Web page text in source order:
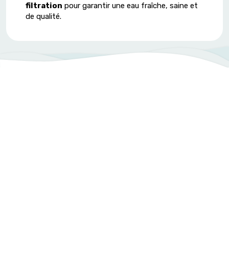
filtration pour garantir une eau fraîche, saine et
de qualité.